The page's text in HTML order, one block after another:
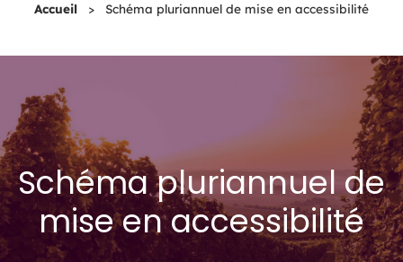
Accueil > Schéma pluriannuel de mise en accessibilité
Schéma pluriannuel de
mise en accessibilité